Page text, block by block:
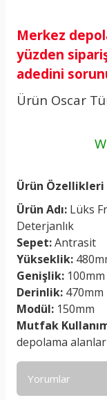
Merkez
yüzden
adedini
Ürün Oscar
Ürün Özellikleri
Ürün Adı: Lüks
Deterjanlık
Sepet:Antrasit
Yükseklik:
Genişlik: 100mm
Derinlik: 470mm
Modül: 150mm
Mutfak
depolama
Yorumlar